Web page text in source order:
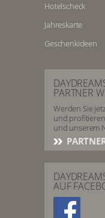
Hotelscheck
Jahreskarte
Geschenkideen
PARTNER
Werden Sie
und
und unserem
AUF